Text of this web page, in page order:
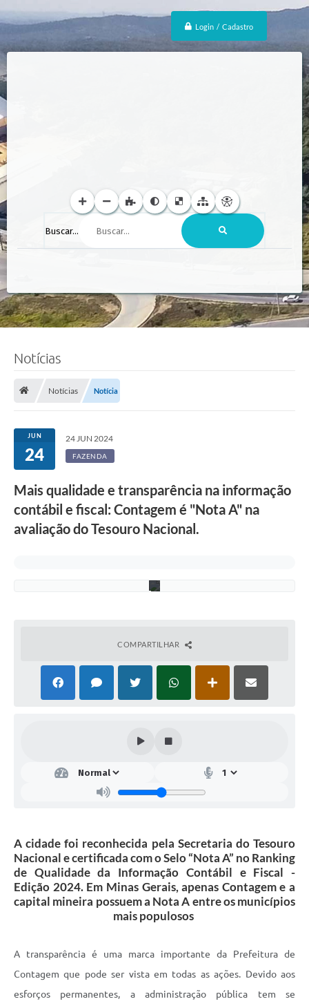
Login / Cadastro
Buscar...
Notícias
Notícias Notícia
JUN
24
24 JUN 2024
FAZENDA
Mais qualidade e transparência na informação
contábil e fiscal: Contagem é "Nota A" na
avaliação do Tesouro Nacional.
R
a
m
s
COMPARTILHAR
A cidade foi reconhecida pela Secretaria do Tesouro
Nacional e certificada com o Selo “Nota A” no Ranking
de Qualidade da Informação Contábil e Fiscal -
Edição 2024. Em Minas Gerais, apenas Contagem e a
capital mineira possuem a Nota A entre os municípios
mais populosos
A transparência é uma marca importante da Prefeitura de
Contagem que pode ser vista em todas as ações. Devido aos
esforços permanentes, a administração pública tem se